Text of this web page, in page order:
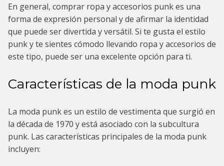
En general, comprar ropa y accesorios punk es una
forma de expresión personal y de afirmar la identidad
que puede ser divertida y versátil. Si te gusta el estilo
punk y te sientes cómodo llevando ropa y accesorios de
este tipo, puede ser una excelente opción para ti.
Características de la moda punk
La moda punk es un estilo de vestimenta que surgió en
la década de 1970 y está asociado con la subcultura
punk. Las características principales de la moda punk
incluyen: